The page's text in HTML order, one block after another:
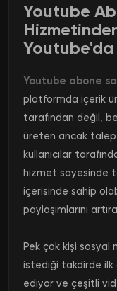
Youtube
Youtube'da
Youtube abone
platformda içerik
tarafından değil,
üreten ancak
kullanıcılar
hizmet sayesinde
içerisinde sahip
paylaşımlarını
Pek çok kişi
istediği takdirde
ediyor ve çeşitli